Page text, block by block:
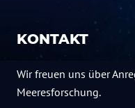
KONTAKT
Wir freuen uns über
Meeresforschung.